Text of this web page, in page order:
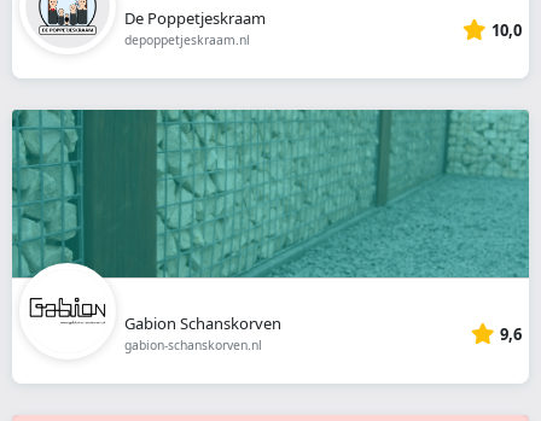
De Poppetjeskraam
depoppetjeskraam.nl 10,0
Gabion Schanskorven
gabion-schanskorven.nl 9,6